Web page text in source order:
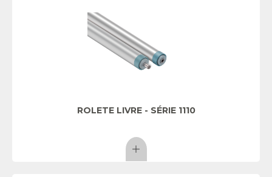
ROLETE LIVRE - SÉRIE 1110